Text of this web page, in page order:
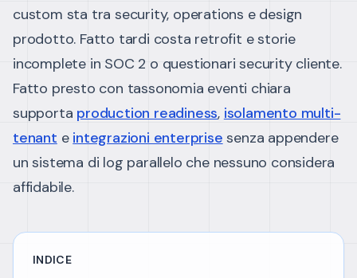
custom sta tra security, operations e design
prodotto. Fatto tardi costa retrofit e storie
incomplete in SOC 2 o questionari security cliente.
Fatto presto con tassonomia eventi chiara
supporta production readiness, isolamento multi-
tenant e integrazioni enterprise senza appendere
un sistema di log parallelo che nessuno considera
affidabile.
INDICE